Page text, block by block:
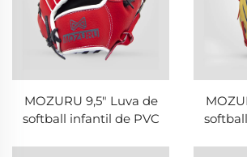
MOZURU 9,5" Luva de
softball infantil de PVC